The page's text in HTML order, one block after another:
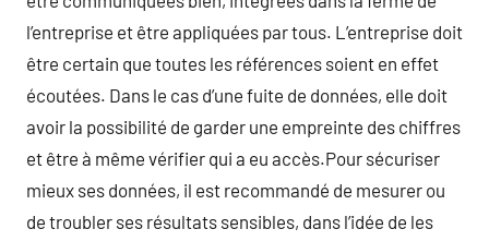
l’entreprise et être appliquées par tous. L’entreprise doit
être certain que toutes les références soient en effet
écoutées. Dans le cas d’une fuite de données, elle doit
avoir la possibilité de garder une empreinte des chiffres
et être à même vérifier qui a eu accès.Pour sécuriser
mieux ses données, il est recommandé de mesurer ou
de troubler ses résultats sensibles, dans l’idée de les